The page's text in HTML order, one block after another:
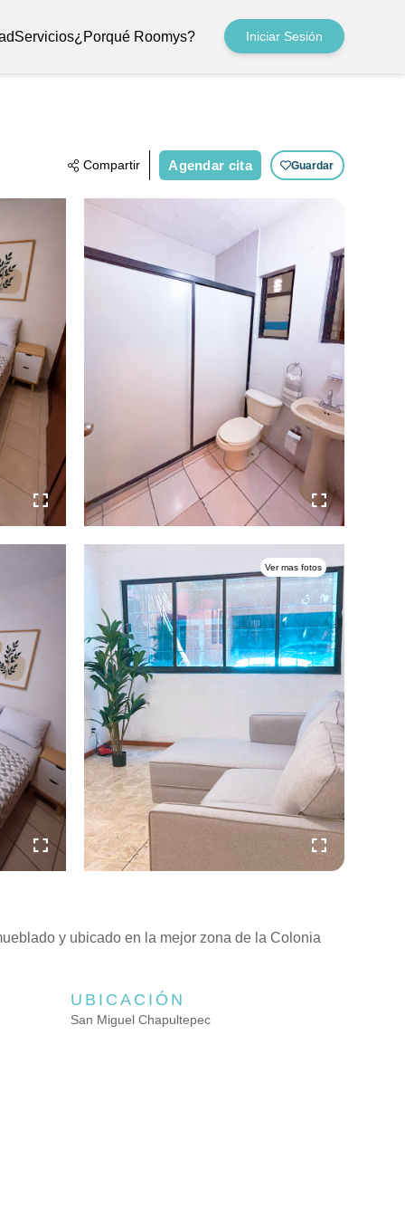
Servicios¿Porqué Roomys? Iniciar Sesión
Compartir Agendar cita Guardar
y ubicado en la mejor zona de la Colonia
UBICACIÓN
San Miguel Chapultepec